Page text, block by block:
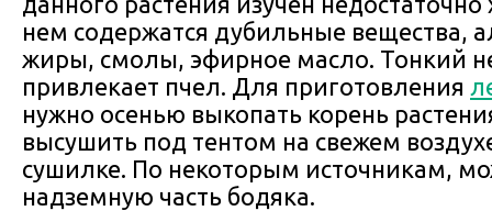
нем содержатся дубильные вещества,
жиры, смолы, эфирное масло. Тонкий
привлекает пчел. Для приготовления
нужно осенью выкопать корень
высушить под тентом на свежем
сушилке. По некоторым источникам,
надземную часть бодяка.